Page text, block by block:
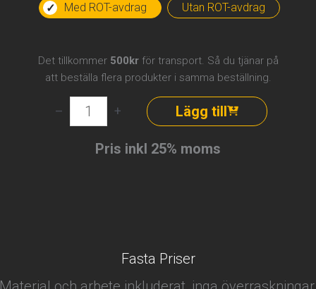
Med ROT-avdrag Utan ROT-avdrag
Det tillkommer 500krför transport. Så du tjänar på
att beställa flera produkter i samma beställning.
–
Elektriker
+ Lägg till
Pris inkl 25% moms
Fasta Priser